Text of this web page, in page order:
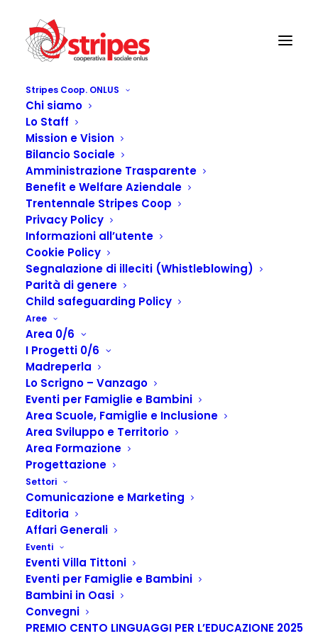
Stripes Coop. ONLUS
Chi siamo
Lo Staff
Mission e Vision
Bilancio Sociale
Amministrazione Trasparente
Benefit e Welfare Aziendale
Trentennale Stripes Coop
Privacy Policy
Informazioni all’utente
Cookie Policy
Segnalazione di illeciti (Whistleblowing)
Parità di genere
Child safeguarding Policy
Aree
Area 0/6
I Progetti 0/6
Madreperla
Lo Scrigno – Vanzago
Eventi per Famiglie e Bambini
Area Scuole, Famiglie e Inclusione
Area Sviluppo e Territorio
Area Formazione
Progettazione
Settori
Comunicazione e Marketing
Editoria
Affari Generali
Eventi
Eventi Villa Tittoni
Eventi per Famiglie e Bambini
Bambini in Oasi
Convegni
PREMIO CENTO LINGUAGGI PER L’EDUCAZIONE 2025
VENGO DA TE
Home Hub-In “Luoghi per crescere insieme”
Il progetto
Hub-In Casa
Rho